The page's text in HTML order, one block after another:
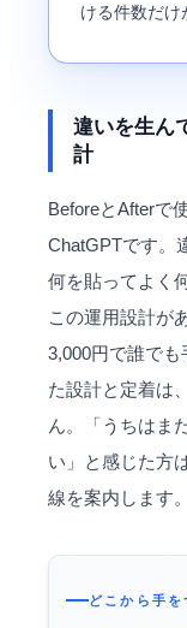
ける件数だけ
違いを生ん
計
BeforeとAfterで
ChatGPTです。
何を貼ってよく
この運用設計が
3,000円で誰で
た設計と定着は
ん。「うちはま
い」と感じた方
線を案内します。
どこから手